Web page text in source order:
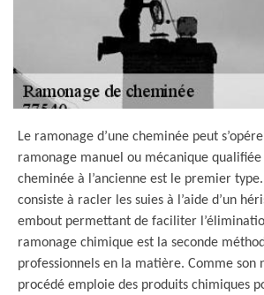
Le ramonage d’une cheminée peut
ramonage manuel ou mécanique
cheminée à l’ancienne est le premier
consiste à racler les suies à l’aide d’un
embout permettant de faciliter
ramonage chimique est la seconde
professionnels en la matière. Comme son
procédé emploie des produits chimiques